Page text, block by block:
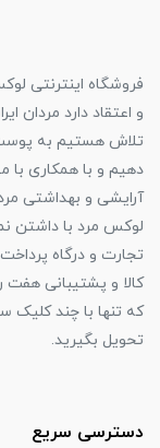
فروشگاه اینترنتی
و اعتقاد دارد مردان
تلاش هستیم به پوست
دهیم و با همکاری با
آرایشی و بهداشتی
لوکس مرد با داشتن
تجارت و درگاه
کالا و پشتیبانی هفت
که تنها با چند کلیک
تحویل بگیرید.
دسترسی سریع